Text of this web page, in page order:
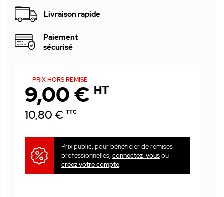
Livraison rapide
Paiement
sécurisé
PRIX HORS REMISE
9,00 € HT
10,80 € TTC
Prix public, pour bénéficier de remises
professionnelles, connectez-vousou
créez votre compte.